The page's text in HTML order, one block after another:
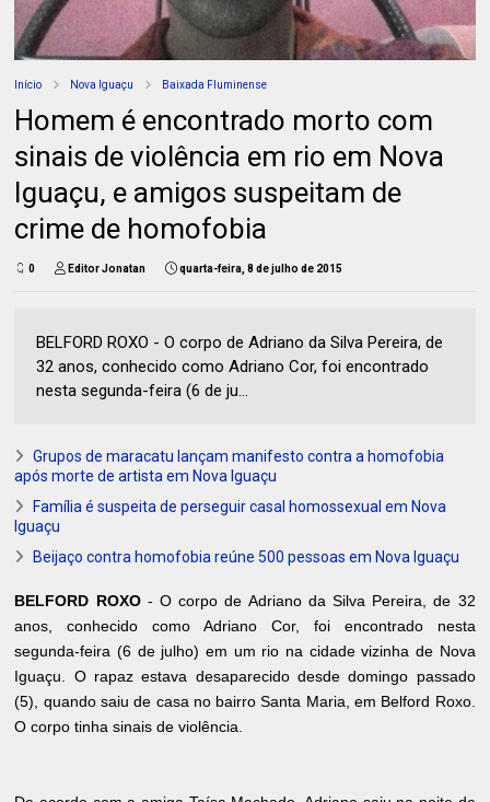
Início Nova Iguaçu Baixada Fluminense
Homem é encontrado morto com
sinais de violência em rio em Nova
Iguaçu, e amigos suspeitam de
crime de homofobia
0 Editor Jonatan quarta-feira, 8 de julho de 2015
BELFORD ROXO - O corpo de Adriano da Silva Pereira, de
32 anos, conhecido como Adriano Cor, foi encontrado
nesta segunda-feira (6 de ju...
Grupos de maracatu lançam manifesto contra a homofobia
após morte de artista em Nova Iguaçu
Família é suspeita de perseguir casal homossexual em Nova
Iguaçu
Beijaço contra homofobia reúne 500 pessoas em Nova Iguaçu
BELFORD ROXO- O corpo de Adriano da Silva Pereira, de 32
anos, conhecido como Adriano Cor, foi encontrado nesta
segunda-feira (6 de julho) em um rio na cidade vizinha de Nova
Iguaçu. O rapaz estava desaparecido desde domingo passado
(5), quando saiu de casa no bairro Santa Maria, em Belford Roxo.
O corpo tinha sinais de violência.